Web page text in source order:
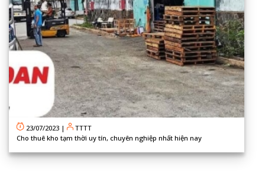
23/07/2023 |
TTTT
Cho thuê kho tạm thời uy tín, chuyên nghiệp nhất hiện nay